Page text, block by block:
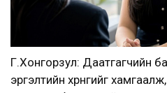
Г.Хонгорзул: Даатгагчийн
эргэлтийн хөрөнгийг